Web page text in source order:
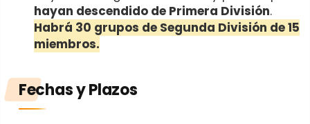
hayan descendido de Primera División.
Habrá 30 grupos de Segunda División de 15
miembros.
Fechas y Plazos